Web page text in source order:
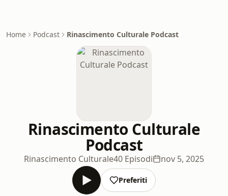
Home Podcast Rinascimento Culturale Podcast
Rinascimento Culturale
Podcast
Rinascimento Culturale40 Episodi nov 5, 2025
Preferiti